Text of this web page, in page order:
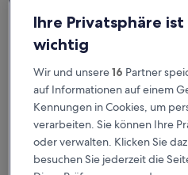
Suansaimai Resort
Suansaimai Resort
2.5-
Sterne-
Wang Nam Khiao
Ihre Privatsphäre ist
wichtig
Wir und unsere16 Partner
auf Informationen auf einem
Kennungen in Cookies, um
verarbeiten. Sie können Ihre
oder verwalten. Klicken Sie
besuchen Sie jederzeit die